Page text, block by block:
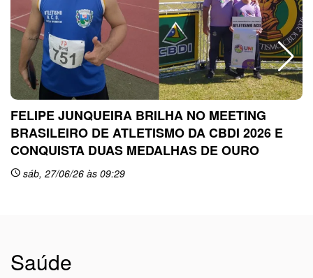
FELIPE JUNQUEIRA BRILHA NO MEETING
BRASILEIRO DE ATLETISMO DA CBDI 2026 E
CONQUISTA DUAS MEDALHAS DE OURO
schedule sáb, 27/06/26 às 09:29
Saúde